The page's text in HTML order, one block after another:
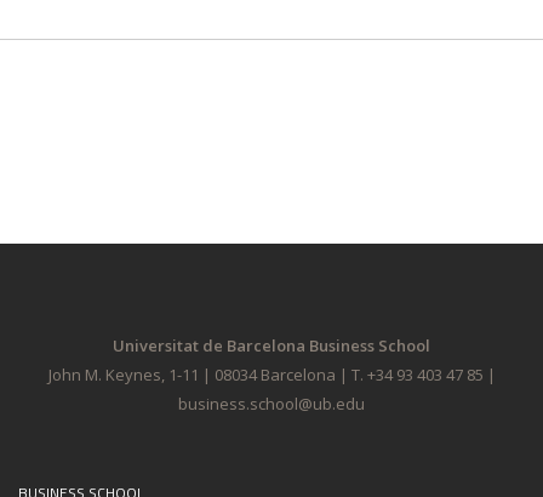
Universitat de Barcelona Business School
John M. Keynes, 1-11 | 08034 Barcelona | T. +34 93 403 47 85 |
business.school@ub.edu